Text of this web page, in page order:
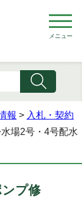
メニュー
報 > 入札・契約
場2号・4号配水
ンプ修